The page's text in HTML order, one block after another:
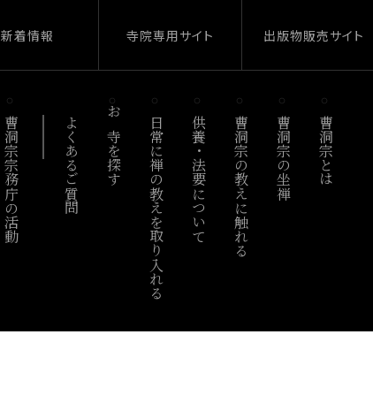
新着情報 寺院専用サイト 出版物販売サイト
曹洞宗宗務庁の活動 よくあるご質問 お寺を探す 日常に禅の教えを取り入れる 供養・法要について 曹洞宗の教えに触れる 曹洞宗の坐禅 曹洞宗とは